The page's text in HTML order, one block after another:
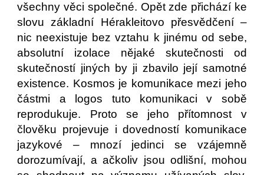
všechny věci společné. Opět zde přichází ke
slovu základní Hérakleitovo přesvědčení –
nic neexistuje bez vztahu k jinému od sebe,
absolutní izolace nějaké skutečnosti od
skutečností jiných by ji zbavilo její samotné
existence. Kosmos je komunikace mezi jeho
částmi a logos tuto komunikaci v sobě
reprodukuje. Proto se jeho přítomnost v
člověku projevuje i dovedností komunikace
jazykové – mnozí jedinci se vzájemně
dorozumívají, a ačkoliv jsou odlišní, mohou